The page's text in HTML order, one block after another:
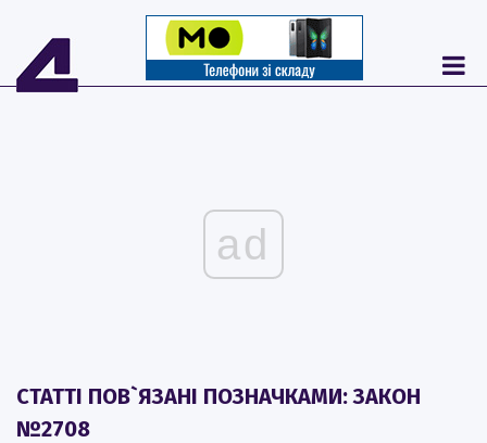
ad
СТАТТІ ПОВ`ЯЗАНІ ПОЗНАЧКАМИ: ЗАКОН
№2708